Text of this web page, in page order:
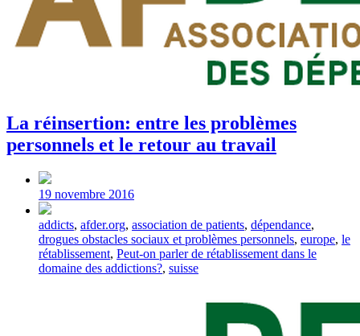
La réinsertion: entre les problèmes
personnels et le retour au travail
Post
date
19 novembre 2016
Tagged
with
addicts, afder.org, association de patients, dépendance,
drogues obstacles sociaux et problèmes personnels, europe, le
rétablissement, Peut-on parler de rétablissement dans le
domaine des addictions?, suisse